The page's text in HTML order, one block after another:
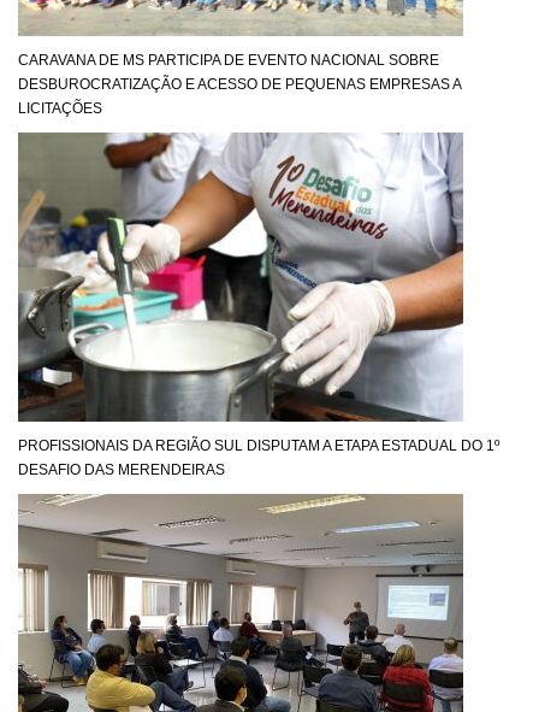
CARAVANA DE MS PARTICIPA DE EVENTO NACIONAL SOBRE
DESBUROCRATIZAÇÃO E ACESSO DE PEQUENAS EMPRESAS A
LICITAÇÕES
PROFISSIONAIS DA REGIÃO SUL DISPUTAM A ETAPA ESTADUAL DO 1º
DESAFIO DAS MERENDEIRAS